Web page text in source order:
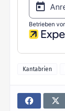
Kantabrien